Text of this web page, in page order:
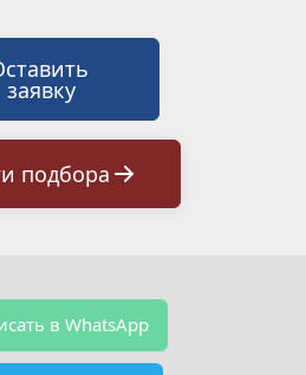
заявку
подбора
в WhatsApp